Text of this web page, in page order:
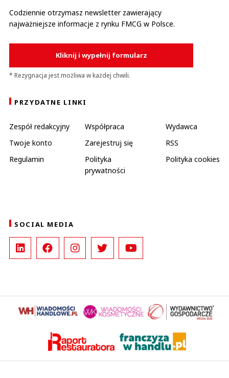
Codziennie otrzymasz newsletter zawierający
najważniejsze informacje z rynku FMCG w Polsce.
Kliknij i wypełnij formularz
* Rezygnacja jest możliwa w każdej chwili.
PRZYDATNE LINKI
Zespół redakcyjny Współpraca
Wydawca
Twoje konto
Zarejestruj się
RSS
Regulamin
Polityka
prywatności
Polityka cookies
SOCIAL MEDIA